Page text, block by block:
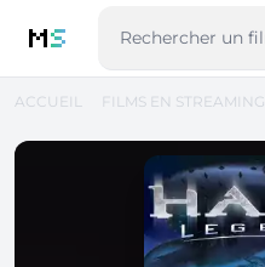
MS
ACCUEIL FILMS EN STREAMING